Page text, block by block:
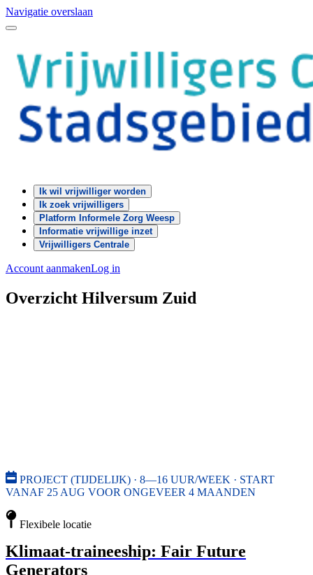
Navigatie overslaan
Ik wil vrijwilliger worden
Ik zoek vrijwilligers
Platform Informele Zorg Weesp
Informatie vrijwillige inzet
Vrijwilligers Centrale
Account aanmakenLog in
Overzicht Hilversum Zuid
PROJECT (TIJDELIJK) · 8—16 UUR/WEEK · START
VANAF 25 AUG VOOR ONGEVEER 4 MAANDEN
Flexibele locatie
Klimaat-traineeship: Fair Future
Generators